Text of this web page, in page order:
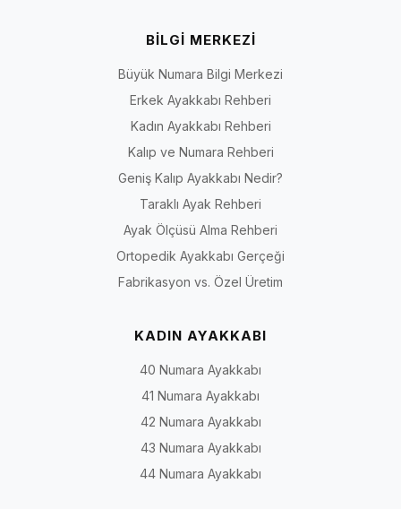
BİLGİ MERKEZİ
Büyük Numara Bilgi Merkezi
Erkek Ayakkabı Rehberi
Kadın Ayakkabı Rehberi
Kalıp ve Numara Rehberi
Geniş Kalıp Ayakkabı Nedir?
Taraklı Ayak Rehberi
Ayak Ölçüsü Alma Rehberi
Ortopedik Ayakkabı Gerçeği
Fabrikasyon vs. Özel Üretim
KADIN AYAKKABI
40 Numara Ayakkabı
41 Numara Ayakkabı
42 Numara Ayakkabı
43 Numara Ayakkabı
44 Numara Ayakkabı